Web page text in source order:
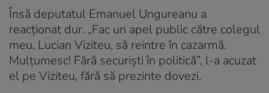
Însă deputatul Emanuel Ungureanu a
reacționat dur. „Fac un apel public către colegul
meu, Lucian Viziteu, să reintre în cazarmă.
Mulțumesc! Fără securiști în politică”, l-a acuzat
el pe Viziteu, fără să prezinte dovezi.